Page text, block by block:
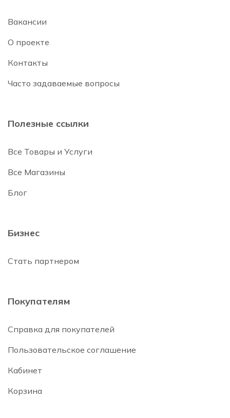
Вакансии
О проекте
Контакты
Часто задаваемые вопросы
Полезные ссылки
Все Товары и Услуги
Все Магазины
Блог
Бизнес
Стать партнером
Покупателям
Справка для покупателей
Пользовательское соглашение
Кабинет
Корзина